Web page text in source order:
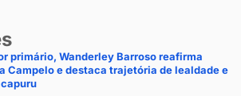
primário, Wanderley Barroso reafirma
Campelo e destaca trajetória de lealdade e